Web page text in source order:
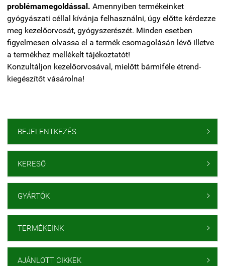
problémamegoldással. Amennyiben termékeinket
gyógyászati céllal kívánja felhasználni, úgy előtte kérdezze
meg kezelőorvosát, gyógyszerészét. Minden esetben
figyelmesen olvassa el a termék csomagolásán lévő illetve
a termékhez mellékelt tájékoztatót!
Konzultáljon kezelőorvosával, mielőtt bármiféle étrend-
kiegészítőt vásárolna!
BEJELENTKEZÉS 
KERESŐ 
GYÁRTÓK 
TERMÉKEINK 
AJÁNLOTT CIKKEK 